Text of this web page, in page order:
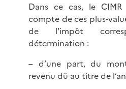
Dans ce cas, le
compte de ces plus-
de l'impôt
détermination :
– d’une part, du
revenu dû au titre de